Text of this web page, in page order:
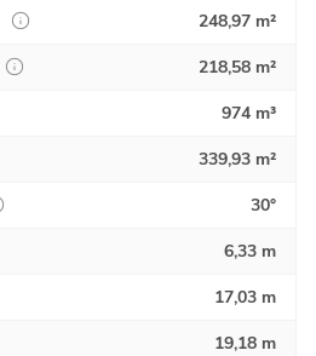
248,97 m²
218,58 m²
974 m³
339,93 m²
30°
6,33 m
17,03 m
19,18 m